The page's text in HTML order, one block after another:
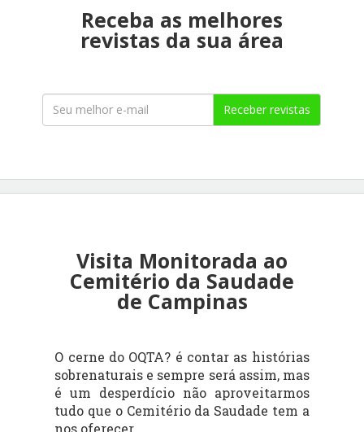
Receba as melhores
revistas da sua área
Receber revistas
Visita Monitorada ao
Cemitério da Saudade
de Campinas
O cerne do OQTA? é contar as histórias
sobrenaturais e sempre será assim, mas
é um desperdício não aproveitarmos
tudo que o Cemitério da Saudade tem a
nos oferecer.